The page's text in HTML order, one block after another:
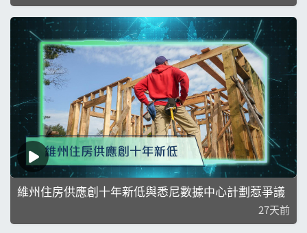
維州住房供應創十年新低與悉尼數據中心計劃惹爭議
27天前